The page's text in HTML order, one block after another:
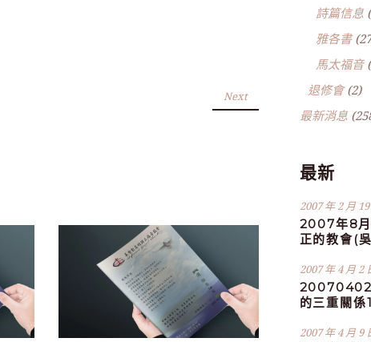
Next
詩篇信息
雅各書
馬太福音
退修會(2)
最新消息
最新
2007 年 2 月
2007年8月
正的教會(
2007 年 4 月 2
20070402
的三重關係1
2007 年 4 月 9